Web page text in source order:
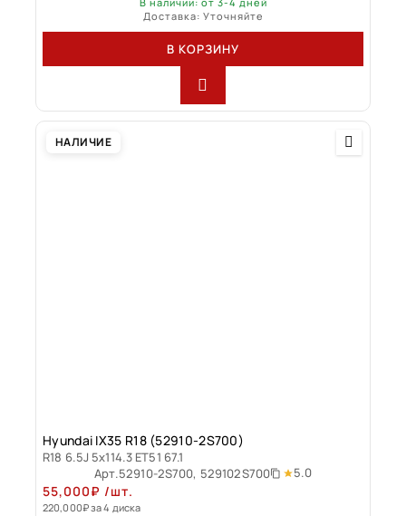
Доставка: Уточняйте
В КОРЗИНУ
НАЛИЧИЕ
Hyundai IX35 R18 (52910-2S700)
R18 6.5J 5x114.3 ET51 67.1
Арт.52910-2S700, 529102S700 5.0
55,000₽ /шт.
220,000₽за 4 диска